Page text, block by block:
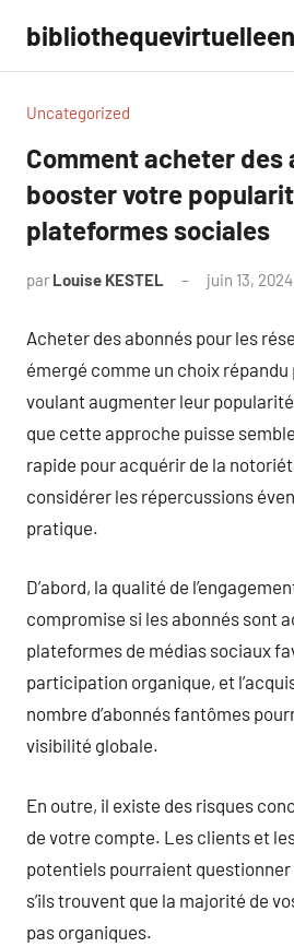
contenu
Uncategorized
Comment acheter des
booster votre
plateformes sociales
par Louise KESTEL juin 13, 2024
Acheter des abonnés pour les
émergé comme un choix
voulant augmenter leur
que cette approche puisse
rapide pour acquérir de la
considérer les répercussions
pratique.
D’abord, la qualité de
compromise si les abonnés sont
plateformes de médias sociaux
participation organique, et
nombre d’abonnés fantômes
visibilité globale.
En outre, il existe des risques
de votre compte. Les clients et
potentiels pourraient
s’ils trouvent que la majorité de
pas organiques.